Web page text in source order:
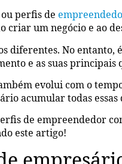
ou perfis de
criar um negócio e ao
diferentes. No entanto,
e as suas principais
evolui com o
acumular todas
de empreendedor
este artigo!